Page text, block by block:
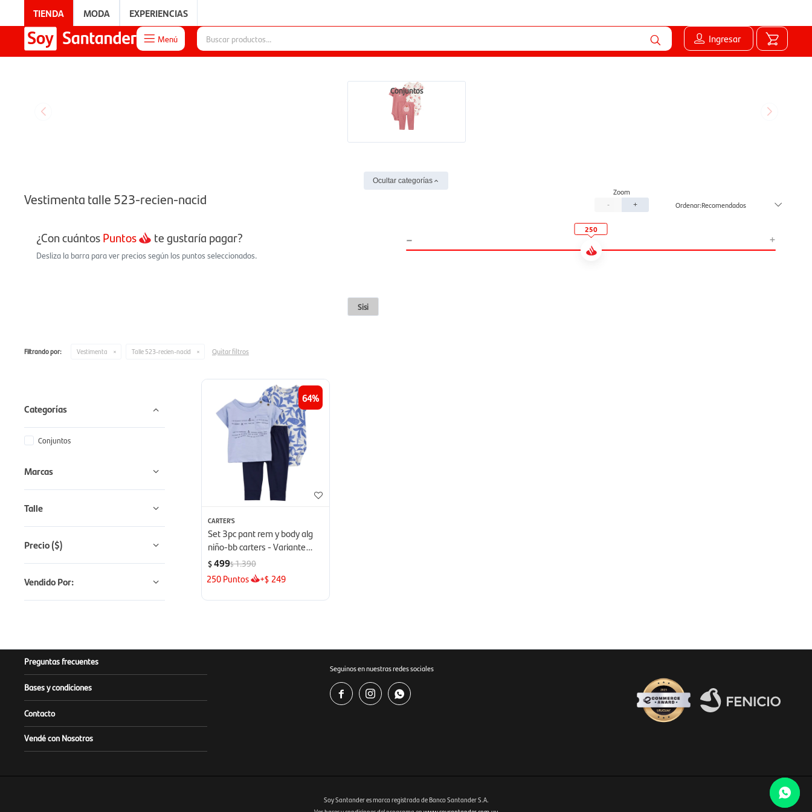
TIENDA MODA EXPERIENCIAS
 Menú Ingresar
Conjuntos
Ocultar categorías
Vestimenta talle 523-recien-nacid - + Recomendados
¿Con cuántosPuntos te gustaría pagar?
Desliza la barra para ver precios según los puntos seleccionados.
- +
250
Sisi
Filtrando por: Vestimenta Talle 523-recien-nacid Quitar filtros
64
CARTER'S
Set 3pc pant rem y body alg
niño-bb carters - Variante
unica
$499$1.390
250Puntos +$ 249
Categorías
Conjuntos
Marcas
Talle
Precio($)
Vendido Por:
Preguntas frecuentes
Bases y condiciones
Contacto
Vendé con Nosotros
Seguinos en nuestras redes sociales
  
Fenicio eCommerce Uruguay
Soy Santander es marca registrada de Banco Santander S.A.